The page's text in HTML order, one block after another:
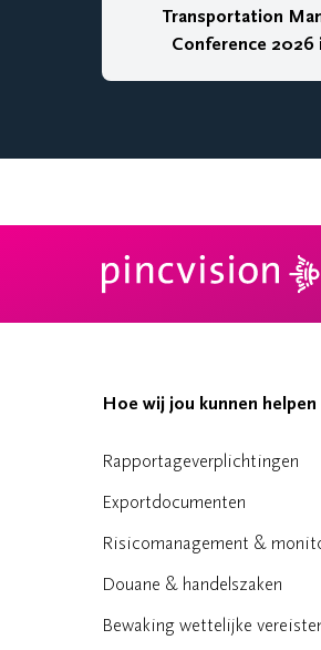
Transportation
Conference 2026
Hoe wij jou kunnen helpen
Rapportageverplichtingen
Exportdocumenten
Risicomanagement &
Douane & handelszaken
Bewaking wettelijke